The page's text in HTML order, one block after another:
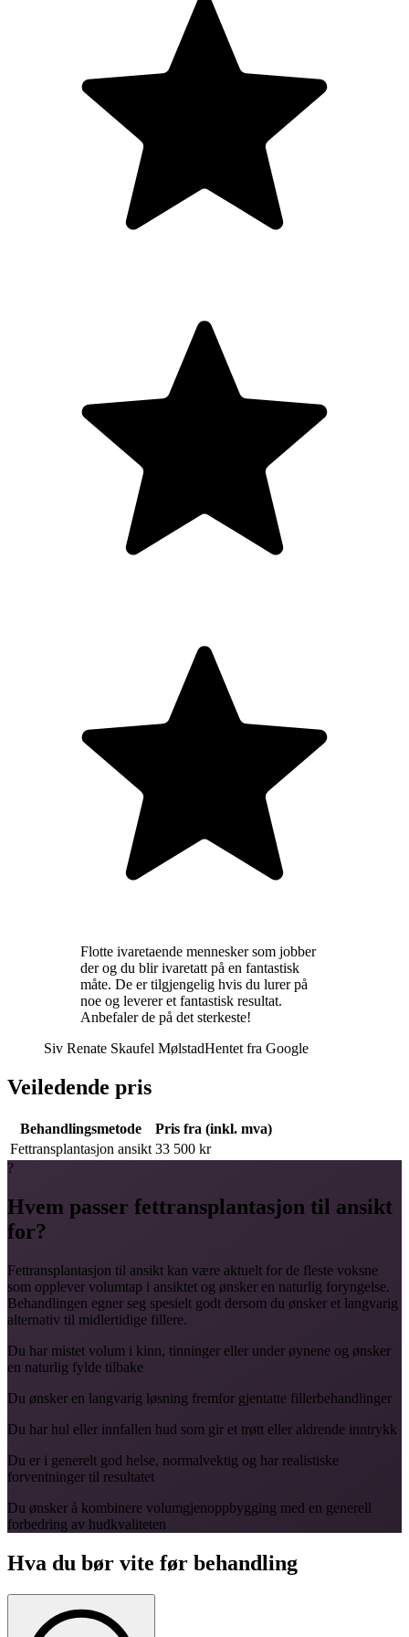
Flotte ivaretaende mennesker som jobber
der og du blir ivaretatt på en fantastisk
måte. De er tilgjengelig hvis du lurer på
noe og leverer et fantastisk resultat.
Anbefaler de på det sterkeste!
Siv Renate Skaufel MølstadHentet fra Google
Veiledende pris
Behandlingsmetode
Pris fra (inkl. mva)
Fettransplantasjon ansikt 33 500 kr
?
Hvem passer fettransplantasjon til ansikt
for?
Fettransplantasjon til ansikt kan være aktuelt for de fleste voksne
som opplever volumtap i ansiktet og ønsker en naturlig foryngelse.
Behandlingen egner seg spesielt godt dersom du ønsker et langvarig
alternativ til midlertidige fillere.
Du har mistet volum i kinn, tinninger eller under øynene og ønsker
en naturlig fylde tilbake
Du ønsker en langvarig løsning fremfor gjentatte fillerbehandlinger
Du har hul eller innfallen hud som gir et trøtt eller aldrende inntrykk
Du er i generelt god helse, normalvektig og har realistiske
forventninger til resultatet
Du ønsker å kombinere volumgjenoppbygging med en generell
forbedring av hudkvaliteten
Hva du bør vite før behandling